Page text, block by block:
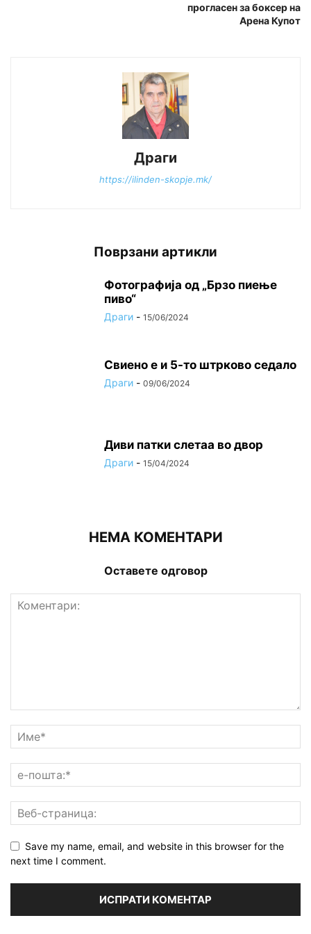
прогласен за боксер на
Арена Купот
Драги
https://ilinden-skopje.mk/
Поврзани артикли
Фотографија од „Брзо пиење
пиво“
Драги - 15/06/2024
Свиено е и 5-то штрково седало
Драги - 09/06/2024
Диви патки слетаа во двор
Драги - 15/04/2024
НЕМА КОМЕНТАРИ
Оставете одговор
Save my name, email, and website in this browser for the
next time I comment.